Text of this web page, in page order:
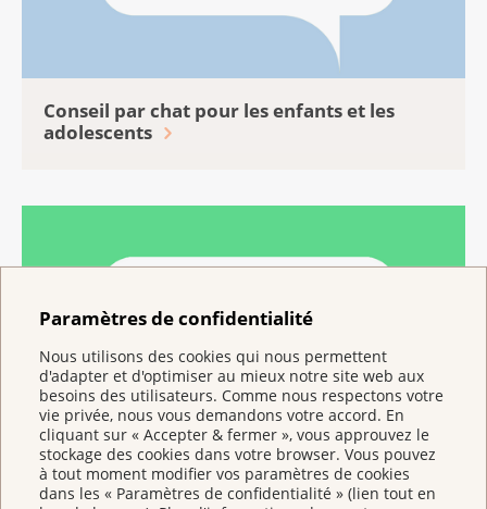
Paramètres de confidentialité
Nous utilisons des cookies qui nous permettent
d'adapter et d'optimiser au mieux notre site web aux
besoins des utilisateurs. Comme nous respectons votre
vie privée, nous vous demandons votre accord. En
cliquant sur « Accepter & fermer », vous approuvez le
stockage des cookies dans votre browser. Vous pouvez
à tout moment modifier vos paramètres de cookies
dans les « Paramètres de confidentialité » (lien tout en
Conseil par chat pour les enfants et les
adolescents